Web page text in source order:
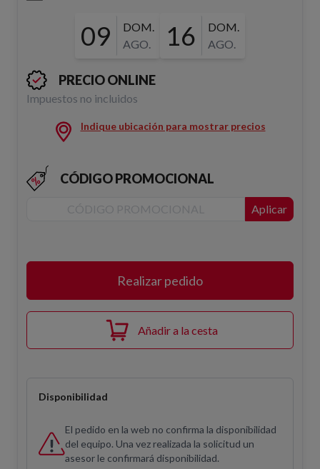
09
DOM.
AGO.
16
DOM.
AGO.
PRECIO ONLINE
Impuestos no incluidos
Indique ubicación para mostrar precios
CÓDIGO PROMOCIONAL
Aplicar
Realizar pedido
Añadir a la cesta
Disponibilidad
El pedido en la web no confirma la disponibilidad
del equipo. Una vez realizada la solicitud un
asesor le confirmará disponibilidad.